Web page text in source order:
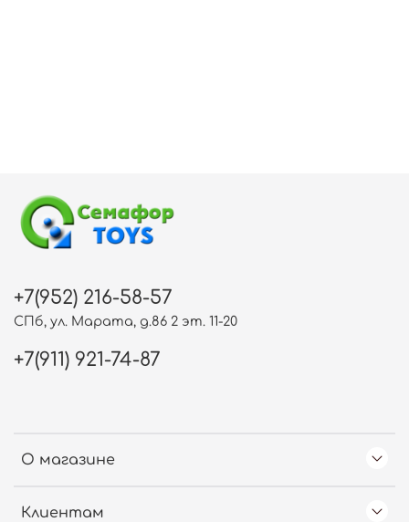
О магазине
Клиентам
+7(952) 216-58-57
СПб, ул. Марата, д.86 2 эт. 11-20
+7(911) 921-74-87